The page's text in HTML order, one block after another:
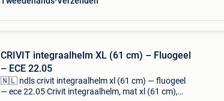
CRIVIT integraalhelm XL (61 cm) – Fluogeel
– ECE 22.05
🇳🇱 ndls crivit integraalhelm xl (61 cm) — fluogeel
— ece 22.05 Crivit integraalhelm, mat xl (61 cm),